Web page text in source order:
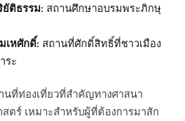
ยัติธรรม: สถานศึกษาอบรมพระภิกษุ
เหศักดิ์: สถานที่ศักดิ์สิทธิ์ที่ชาวเมือง
ระ
นที่ท่องเที่ยวที่สำคัญทางศาสนา
ตร์ เหมาะสำหรับผู้ที่ต้องการมาสัก